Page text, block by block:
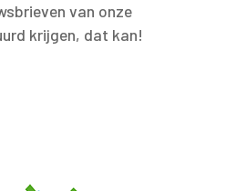
van onze
krijgen, dat kan!